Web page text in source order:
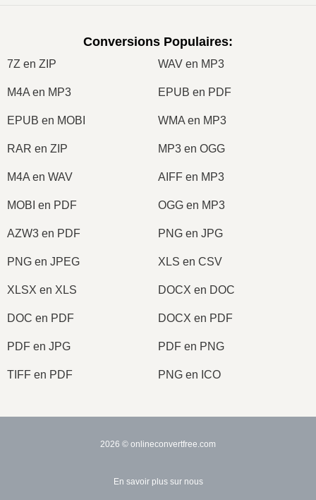
Conversions Populaires:
7Z en ZIP WAV en MP3
M4A en MP3 EPUB en PDF
EPUB en MOBI WMA en MP3
RAR en ZIP MP3 en OGG
M4A en WAV AIFF en MP3
MOBI en PDF OGG en MP3
AZW3 en PDF PNG en JPG
PNG en JPEG XLS en CSV
XLSX en XLS DOCX en DOC
DOC en PDF DOCX en PDF
PDF en JPG PDF en PNG
TIFF en PDF PNG en ICO
2026 © onlineconvertfree.com
En savoir plus sur nous